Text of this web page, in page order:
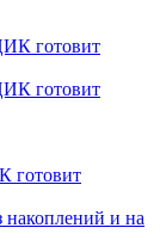
готовит